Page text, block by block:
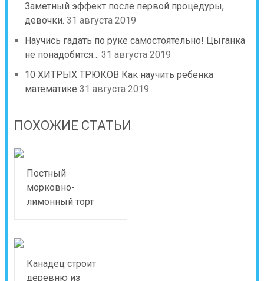
Заметный эффект после первой процедуры,
девочки. 31 августа 2019
Научись гадать по руке самостоятельно! Цыганка
не понадобится… 31 августа 2019
10 ХИТРЫХ ТРЮКОВ Как научить ребенка
математике 31 августа 2019
ПОХОЖИЕ СТАТЬИ
Постный
морковно-
лимонный торт
Канадец строит
деревню из